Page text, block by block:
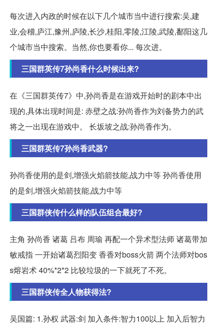
每次进入内政的时候在以下几个城市当中进行搜索:吴,建
业,会稽,庐江,豫州,庐陵,长沙,桂阳,零陵,江陵,武陵,鄱阳这几
个城市当中搜索。当然,你也要看你... 每次进。
三国群英传7孙尚香什么时候出来?
在《三国群英传7》中,孙尚香是在游戏开始时的剧本中出
现的,具体出现时间是: 赤壁之战:孙尚香作为刘备势力的武
将之一出现在游戏中。 长坂坡之战:孙尚香作为。
三国群英传7孙尚香武器?
孙尚香使用的是剑,增强火焰箭技能,战力中等 孙尚香使用
的是剑,增强火焰箭技能,战力中等
三国群侠传什么样的队伍组合最好?
主角 孙尚香 诸葛 吕布 周瑜 再配一个异术型法师 诸葛带加
敏戒指 一开始诸葛烈阳变 香香对boss火箭 两个法师对bos
s熔岩术 40%*2*2 比较垃圾的一下就死了不死。
三国群侠传全人物获得法?
吴国篇: 1.孙权 武器:剑 加入条件:智力100以上 加入后智力